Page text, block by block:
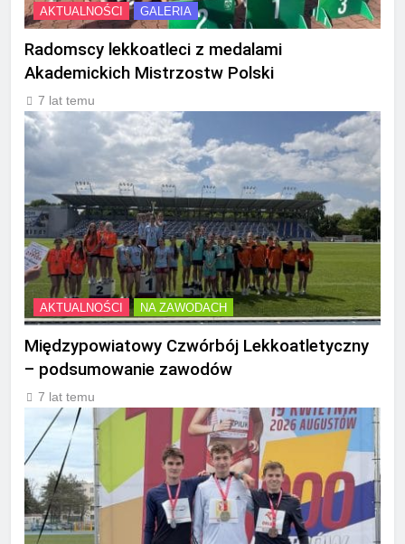
AKTUALNOŚCI GALERIA
Radomscy lekkoatleci z medalami
Akademickich Mistrzostw Polski
7 lat temu
AKTUALNOŚCI NA ZAWODACH
Międzypowiatowy Czwórbój Lekkoatletyczny
– podsumowanie zawodów
7 lat temu